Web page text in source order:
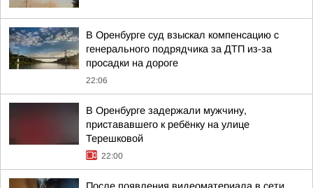
В Оренбурге суд взыскал компенсацию с
генерального подрядчика за ДТП из-за
просадки на дороге
22:06
В Оренбурге задержали мужчину,
пристававшего к ребёнку на улице
Терешковой
22:00